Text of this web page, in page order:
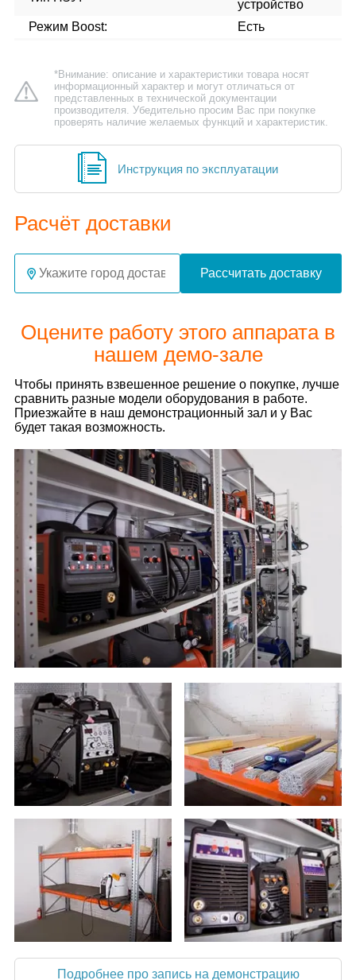
устройство
Режим Boost:
Есть
*Внимание: описание и характеристики товара носят
информационный характер и могут отличаться от
представленных в технической документации
производителя. Убедительно просим Вас при покупке
проверять наличие желаемых функций и характеристик.
Инструкция по эксплуатации
Расчёт доставки
Рассчитать доставку
Оцените работу этого аппарата в
нашем демо-зале
Чтобы принять взвешенное решение о покупке, лучше
сравнить разные модели оборудования в работе.
Приезжайте в наш демонстрационный зал и у Вас
будет такая возможность.
Подробнее про запись на демонстрацию